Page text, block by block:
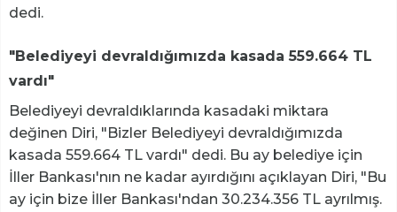
dedi.
"Belediyeyi devraldığımızda kasada 559.664 TL
vardı"
Belediyeyi devraldıklarında kasadaki miktara
değinen Diri, "Bizler Belediyeyi devraldığımızda
kasada 559.664 TL vardı" dedi. Bu ay belediye için
İller Bankası'nın ne kadar ayırdığını açıklayan Diri, "Bu
ay için bize İller Bankası'ndan 30.234.356 TL ayrılmış.